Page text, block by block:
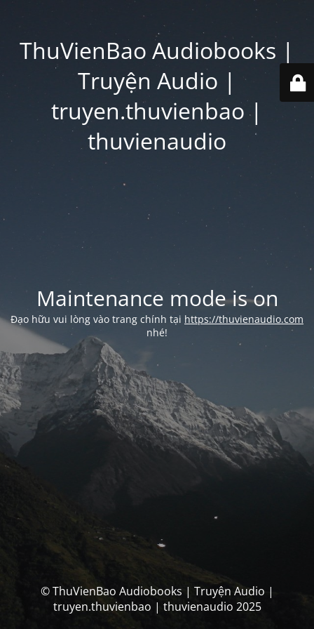
ThuVienBao Audiobooks |
Truyện Audio |
truyen.thuvienbao |
thuvienaudio
Maintenance mode is on
Đạo hữu vui lòng vào trang chính tại https://thuvienaudio.com
nhé!
© ThuVienBao Audiobooks | Truyện Audio |
truyen.thuvienbao | thuvienaudio 2025